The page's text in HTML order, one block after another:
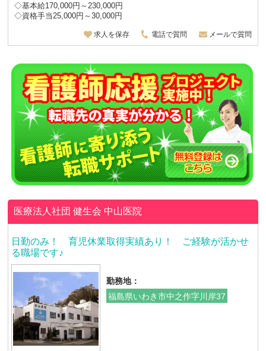
◇基本給170,000円～230,000円
◇資格手当25,000円～30,000円
求人を保存 電話で質問 メールで質問
医療法人社団 健生会 中山医院
日勤のみ！ 育児休業取得実績あり！ ご経験が活かせ
る職場です♪
勤務地：
福島県いわき市中之作字川岸37